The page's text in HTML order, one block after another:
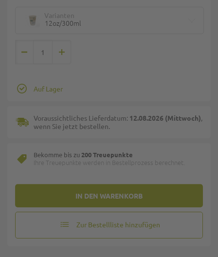
Varianten
12oz/300ml
IN DEN WARENKORB
Auf Lager
Voraussichtliches Lieferdatum: 12.08.2026 (Mittwoch),
wenn Sie jetzt bestellen.
Bekomme bis zu 200 Treuepunkte
Ihre Treuepunkte werden in Bestellprozess berechnet.
Zur Bestellliste hinzufügen